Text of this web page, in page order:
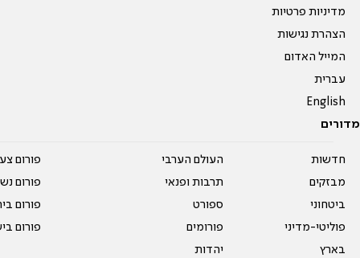
מדיניות פרטיות
הצהרת נגישות
המייל האדום
עברית
English
מדורים
חדשות
מבזקים
ביטחוני
פוליטי-מדיני
בארץ
העולם הערבי
תרבות ופנאי
ספורט
פורומים
יהדות
פורום
פורום
פורום
פורום